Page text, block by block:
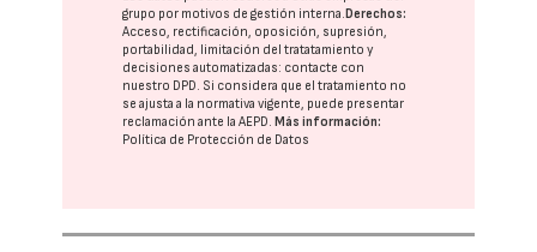
grupo por motivos de gestión interna.Derechos:
Acceso, rectificación, oposición, supresión,
portabilidad, limitación del tratatamiento y
decisiones automatizadas: contacte con
nuestro DPD. Si considera que el tratamiento no
se ajusta a la normativa vigente, puede presentar
reclamación ante laAEPD.Más información:
Política de Protección de Datos